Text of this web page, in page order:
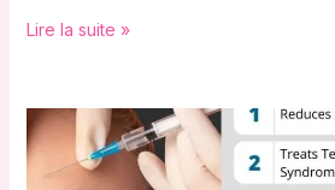
Lire la suite »
Botox
visage